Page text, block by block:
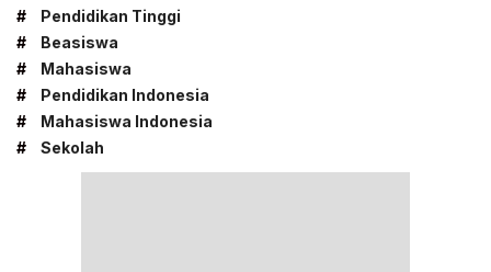
#
Pendidikan Tinggi
#
Beasiswa
#
Mahasiswa
#
Pendidikan Indonesia
#
Mahasiswa Indonesia
#
Sekolah